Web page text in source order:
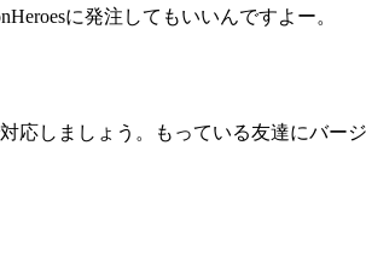
に発注してもいいんですよー。
しましょう。もっている友達にバー